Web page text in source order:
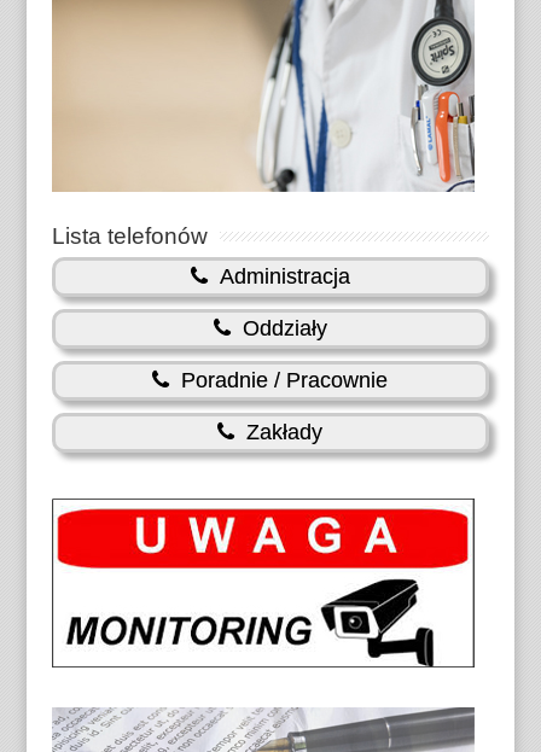
Lista telefonów
Administracja
Oddziały
Poradnie / Pracownie
Zakłady